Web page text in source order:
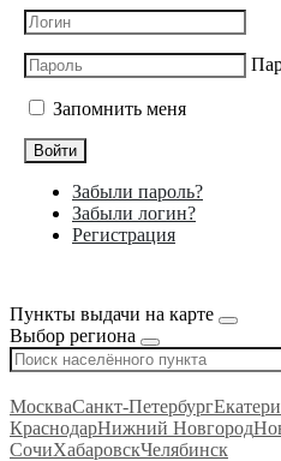
Запомнить меня
Войти
Забыли пароль?
Забыли логин?
Регистрация
Пункты выдачи на карте
Выбор региона
МоскваСанкт-Петербург
КраснодарНижний Новгород
СочиХабаровскЧелябинск